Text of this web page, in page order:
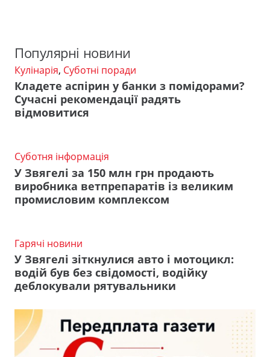
Популярні новини
Кулінарія, Суботні поради
Кладете аспірин у банки з помідорами?
Сучасні рекомендації радять
відмовитися
Суботня інформація
У Звягелі за 150 млн грн продають
виробника ветпрепаратів із великим
промисловим комплексом
Гарячі новини
У Звягелі зіткнулися авто і мотоцикл:
водій був без свідомості, водійку
деблокували рятувальники